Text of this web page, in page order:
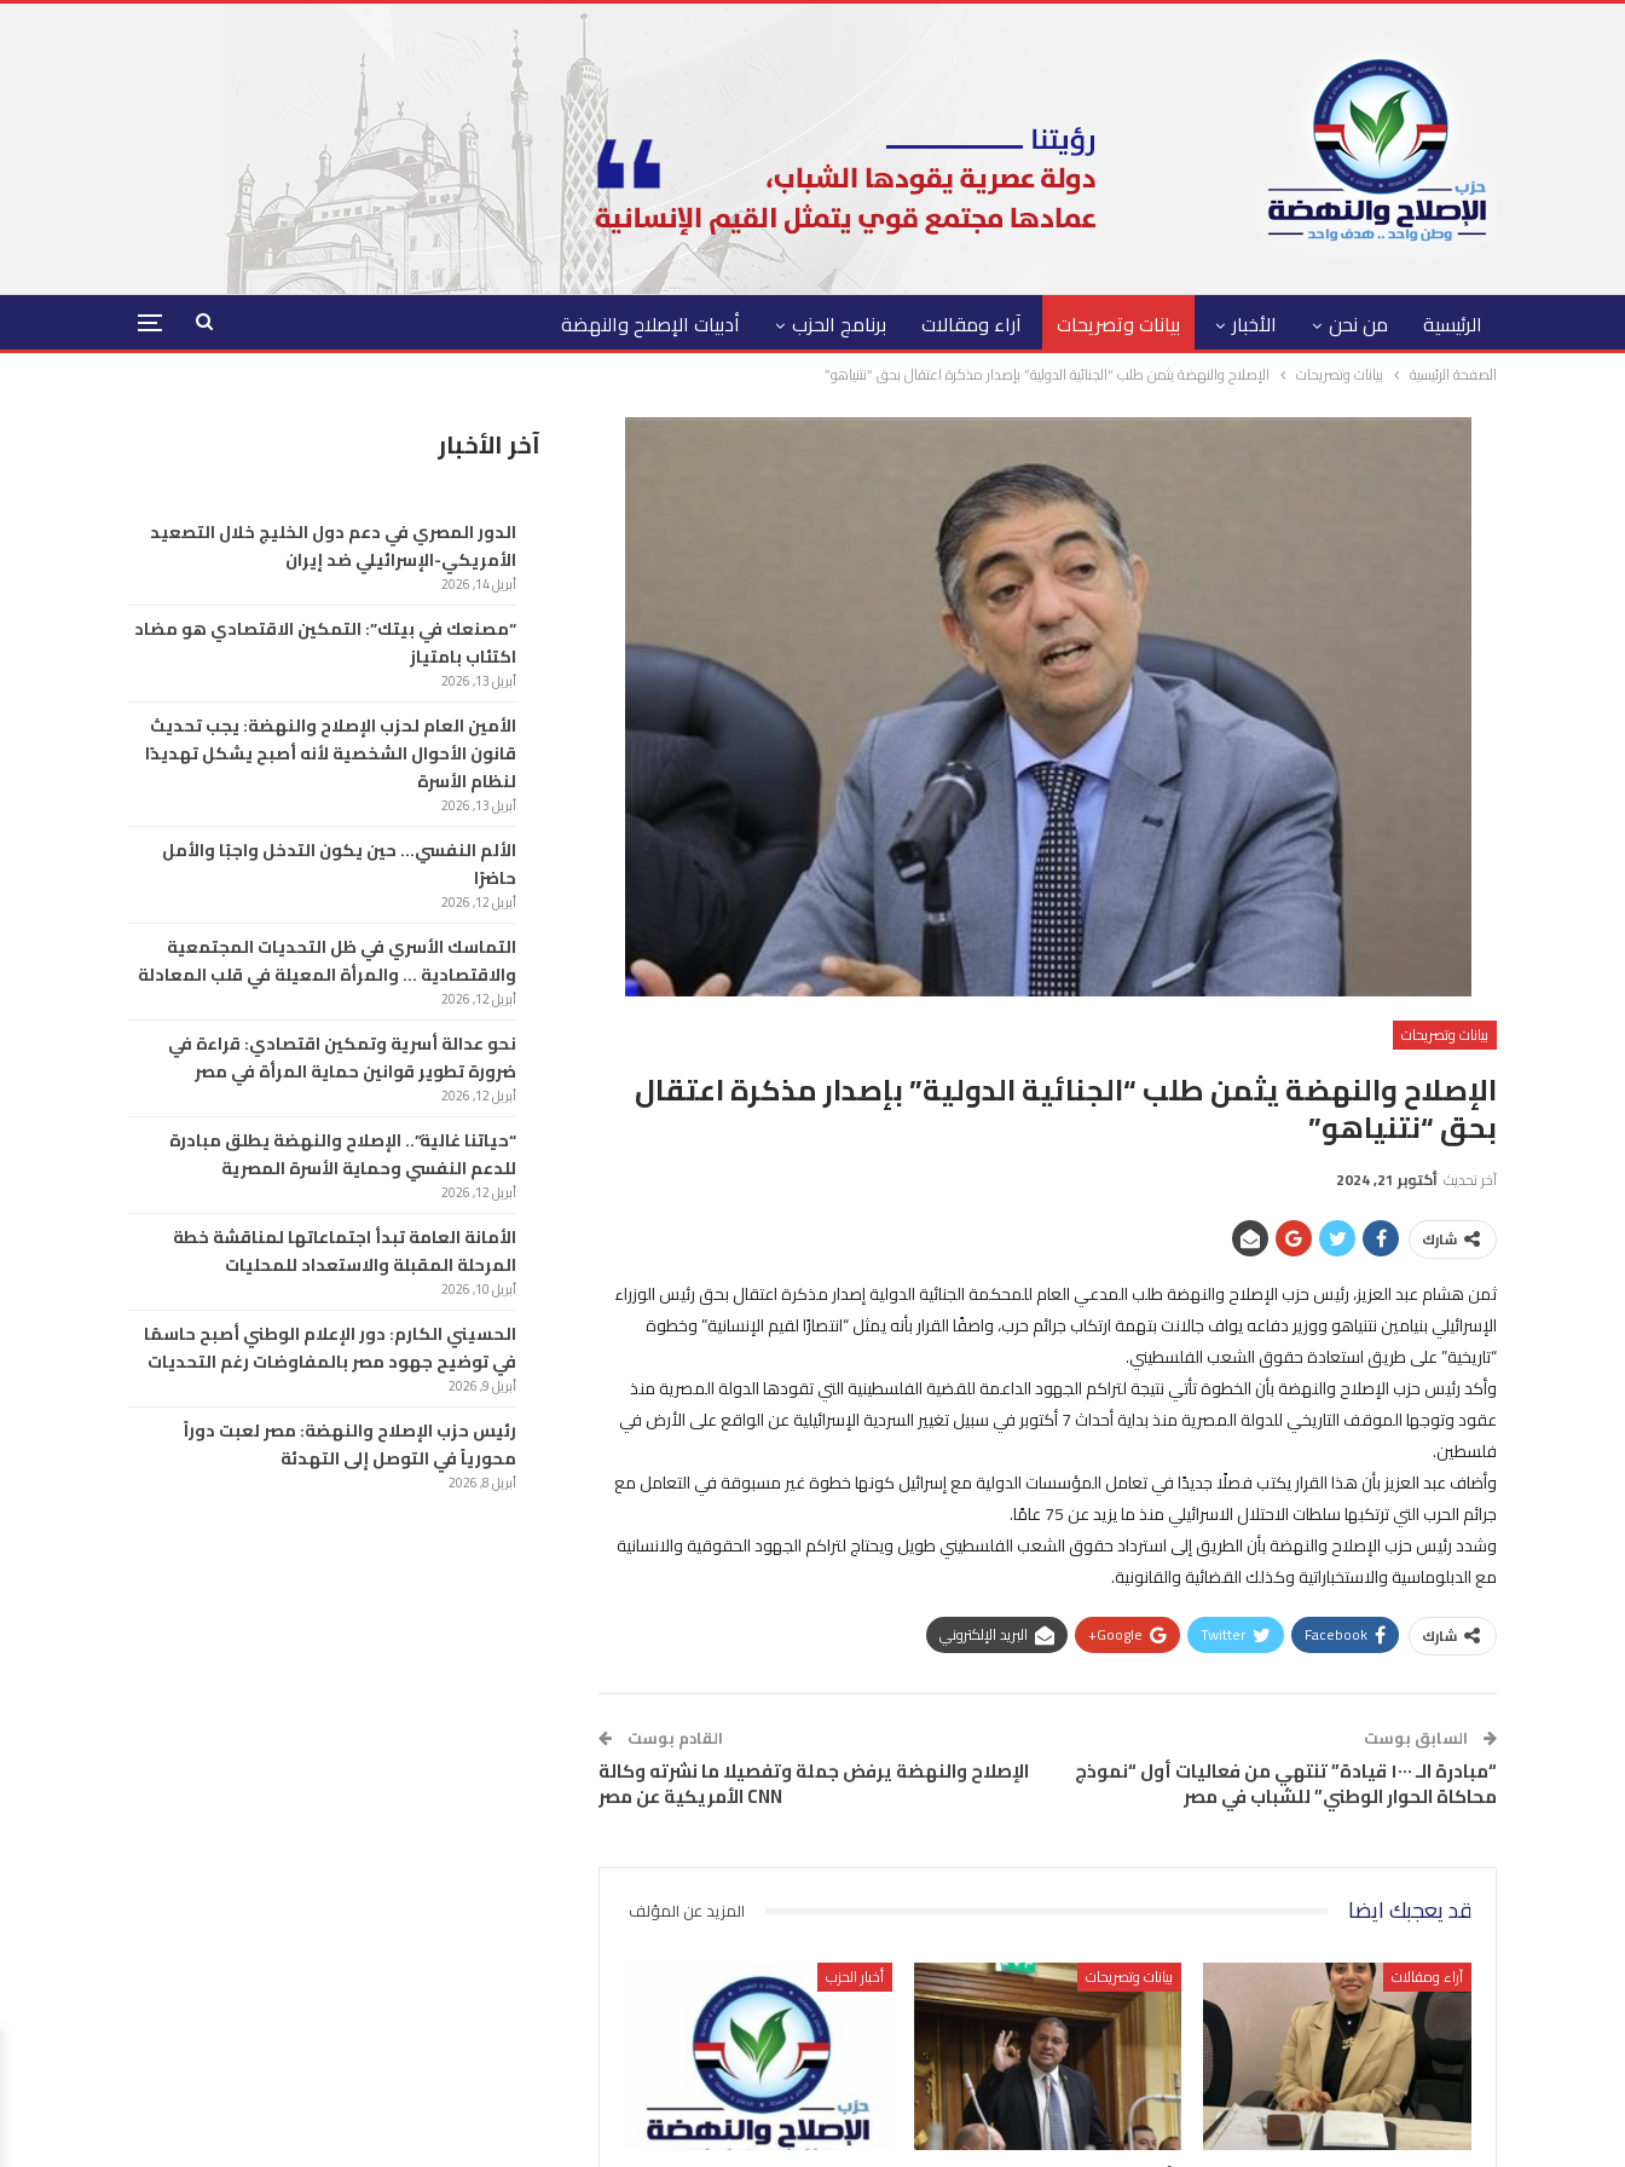
الرئيسية من نحن الأخبار بيانات وتصريحات آراء ومقالات برنامج الحزب أدبيات الإصلاح والنهضة
الصفحة الرئيسية بيانات وتصريحات الإصلاح والنهضة يثمن طلب “الجنائية الدولية” بإصدار مذكرة اعتقال بحق “نتنياهو”
بيانات وتصريحات
الإصلاح والنهضة يثمن طلب “الجنائية الدولية” بإصدار مذكرة اعتقال
بحق “نتنياهو”
آخر تحديث أكتوبر 21, 2024
شارك
ثمن هشام عبد العزيز، رئيس حزب الإصلاح والنهضة طلب المدعي العام للمحكمة الجنائية الدولية إصدار مذكرة اعتقال بحق رئيس الوزراء
الإسرائيلي بنيامين نتنياهو ووزير دفاعه يواف جالانت بتهمة ارتكاب جرائم حرب، واصفًا القرار بأنه يمثل “انتصارًا لقيم الإنسانية” وخطوة
“تاريخية” على طريق استعادة حقوق الشعب الفلسطيني.
وأكد رئيس حزب الإصلاح والنهضة بأن الخطوة تأتي نتيجة لتراكم الجهود الداعمة للقضية الفلسطينية التي تقودها الدولة المصرية منذ
عقود وتوجها الموقف التاريخي للدولة المصرية منذ بداية أحداث 7 أكتوبر في سبيل تغيير السردية الإسرائيلية عن الواقع على الأرض في
فلسطين.
وأضاف عبد العزيز بأن هذا القرار يكتب فصلًا جديدًا في تعامل المؤسسات الدولية مع إسرائيل كونها خطوة غير مسبوقة في التعامل مع
جرائم الحرب التي ترتكبها سلطات الاحتلال الاسرائيلي منذ ما يزيد عن 75 عامًا.
وشدد رئيس حزب الإصلاح والنهضة بأن الطريق إلى استرداد حقوق الشعب الفلسطيني طويل ويحتاج لتراكم الجهود الحقوقية والانسانية
مع الدبلوماسية والاستخباراتية وكذلك القضائية والقانونية.
شارك Facebook
Twitter
Google+ البريد الإلكتروني
السابق بوست
“مبادرة الـ ١٠٠٠ قيادة” تنتهي من فعاليات أول “نموذج
محاكاة الحوار الوطني” للشباب في مصر
القادم بوست
الإصلاح والنهضة يرفض جملة وتفصيلا ما نشرته وكالة
CNN الأمريكية عن مصر
قد يعجبك ايضا المزيد عن المؤلف
آراء ومقالات بيانات وتصريحات أخبار الحزب
آخر الأخبار
الدور المصري في دعم دول الخليج خلال التصعيد
الأمريكي-الإسرائيلي ضد إيران
أبريل 14, 2026
“مصنعك في بيتك”: التمكين الاقتصادي هو مضاد
اكتئاب بامتياز
أبريل 13, 2026
الأمين العام لحزب الإصلاح والنهضة: يجب تحديث
قانون الأحوال الشخصية لأنه أصبح يشكل تهديدًا
لنظام الأسرة
أبريل 13, 2026
الألم النفسي… حين يكون التدخل واجبًا والأمل
حاضرًا
أبريل 12, 2026
التماسك الأسري في ظل التحديات المجتمعية
والاقتصادية … والمرأة المعيلة في قلب المعادلة
أبريل 12, 2026
نحو عدالة أسرية وتمكين اقتصادي: قراءة في
ضرورة تطوير قوانين حماية المرأة في مصر
أبريل 12, 2026
“حياتنا غالية”.. الإصلاح والنهضة يطلق مبادرة
للدعم النفسي وحماية الأسرة المصرية
أبريل 12, 2026
الأمانة العامة تبدأ اجتماعاتها لمناقشة خطة
المرحلة المقبلة والاستعداد للمحليات
أبريل 10, 2026
الحسيني الكارم: دور الإعلام الوطني أصبح حاسمًا
في توضيح جهود مصر بالمفاوضات رغم التحديات
أبريل 9, 2026
رئيس حزب الإصلاح والنهضة: مصر لعبت دوراً
محورياً في التوصل إلى التهدئة
أبريل 8, 2026